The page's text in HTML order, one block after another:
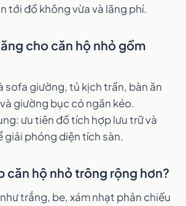
tới đồ không vừa và lãng phí.
cho căn hộ nhỏ gồm
sofa giường, tủ kịch trần, bàn ăn
giường bục có ngăn kéo.
ưu tiên đồ tích hợp lưu trữ và
giải phóng diện tích sàn.
căn hộ nhỏ trông rộng hơn?
trắng, be, xám nhạt phản chiếu